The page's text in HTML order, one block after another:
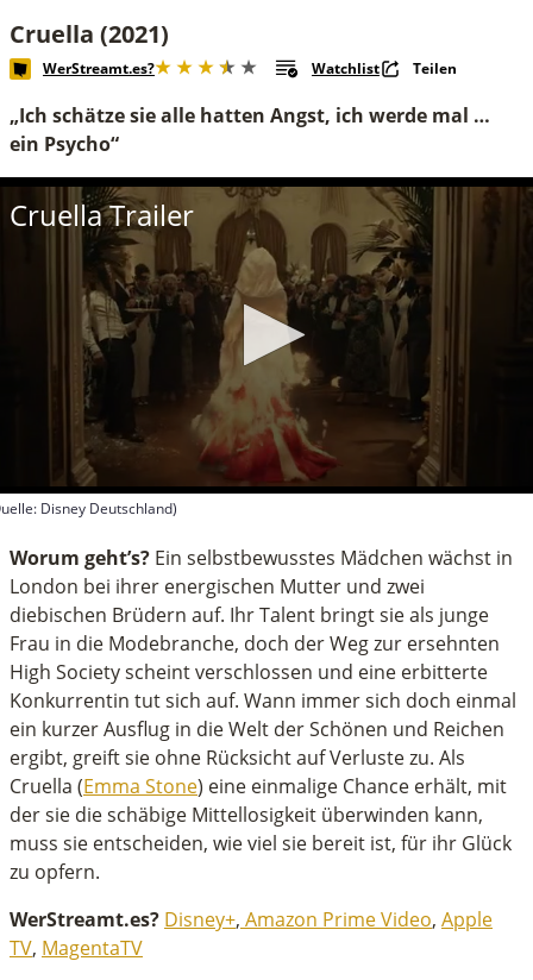
Cruella (2021)
WerStreamt.es? Watchlist Teilen
„Ich schätze sie alle hatten Angst, ich werde mal …
ein Psycho“
Cruella Trailer
Disney Deutschland)
Worum geht’s? Ein selbstbewusstes Mädchen wächst in
London bei ihrer energischen Mutter und zwei
diebischen Brüdern auf. Ihr Talent bringt sie als junge
Frau in die Modebranche, doch der Weg zur ersehnten
High Society scheint verschlossen und eine erbitterte
Konkurrentin tut sich auf. Wann immer sich doch einmal
ein kurzer Ausflug in die Welt der Schönen und Reichen
ergibt, greift sie ohne Rücksicht auf Verluste zu. Als
Cruella (Emma Stone) eine einmalige Chance erhält, mit
der sie die schäbige Mittellosigkeit überwinden kann,
muss sie entscheiden, wie viel sie bereit ist, für ihr Glück
zu opfern.
WerStreamt.es? Disney+, Amazon PrimeVideo, Apple
TV, MagentaTV